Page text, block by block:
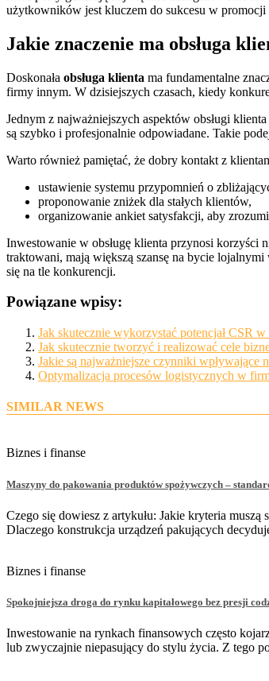
użytkowników jest kluczem do sukcesu w promocji
Jakie znaczenie ma obsługa
Doskonała obsługa klienta ma fundamentalne
firmy innym. W dzisiejszych czasach, kiedy
Jednym z najważniejszych aspektów obsługi klienta
są szybko i profesjonalnie odpowiadane. Takie
Warto również pamiętać, że dobry kontakt z
ustawienie systemu przypomnień o
proponowanie zniżek dla stałych klientów,
organizowanie ankiet satysfakcji, aby
Inwestowanie w obsługę klienta przynosi korzyści
traktowani, mają większą szansę na bycie
się na tle konkurencji.
Powiązane wpisy:
Jak skutecznie wykorzystać potencjał CSR w
Jak skutecznie tworzyć i realizować cele
Jakie są najważniejsze czynniki wpływające
Optymalizacja procesów logistycznych w
SIMILAR NEWS
Biznes i finanse
Maszyny do pakowania produktów spożywczych –
Czego się dowiesz z artykułu: Jakie kryteria
Dlaczego konstrukcja urządzeń pakujących
Biznes i finanse
Spokojniejsza droga do rynku kapitałowego bez presji
Inwestowanie na rynkach finansowych często
lub zwyczajnie niepasujący do stylu życia. Z tego